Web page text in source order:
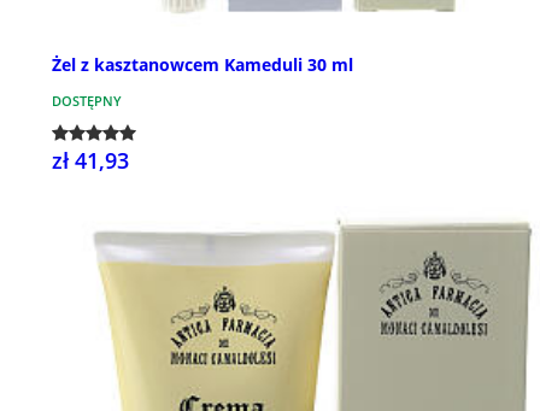
Żel z kasztanowcem Kameduli 30 ml
DOSTĘPNY
zł 41,93